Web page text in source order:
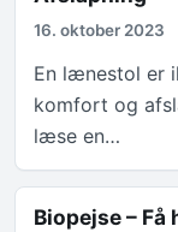
16. oktober 2023
En lænestol er
komfort og
læse en…
Biopejse –